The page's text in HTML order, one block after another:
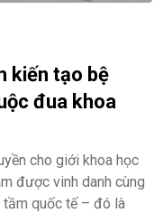
kiến tạo bệ
đua khoa
cho giới khoa học
được vinh danh cùng
quốc tế – đó là